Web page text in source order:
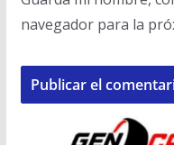
navegador para la